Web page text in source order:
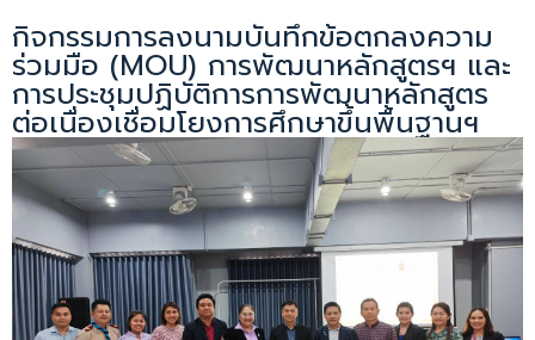
กิจกรรมการลงนามบันทึกข้อตกลงความ
ร่วมมือ (MOU) การพัฒนาหลักสูตรฯ และ
การประชุมปฏิบัติการการพัฒนาหลักสูตร
ต่อเนื่องเชื่อมโยงการศึกษาขึ้นพื้นฐานฯ